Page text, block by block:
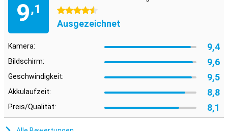
9,1
4.5 Sterne
Ausgezeichnet
Kamera: 9,4
Bildschirm: 9,6
Geschwindigkeit: 9,5
Akkulaufzeit: 8,8
Preis/Qualität: 8,1